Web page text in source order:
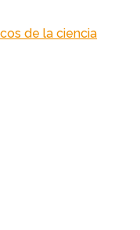
de la ciencia